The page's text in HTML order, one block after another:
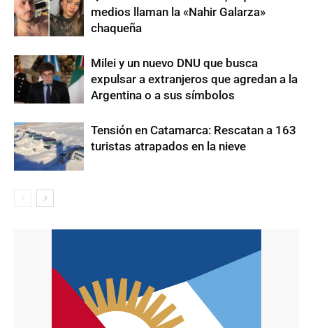
medios llaman la «Nahir Galarza»
chaqueña
Milei y un nuevo DNU que busca
expulsar a extranjeros que agredan a la
Argentina o a sus símbolos
Tensión en Catamarca: Rescatan a 163
turistas atrapados en la nieve